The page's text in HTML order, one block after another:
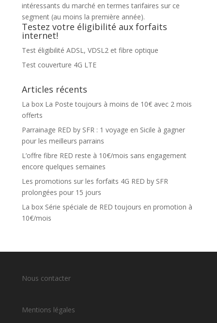
intéressants du marché en termes tarifaires sur ce
segment (au moins la première année).
Testez votre éligibilité aux forfaits
internet!
Test éligibilité ADSL, VDSL2 et fibre optique
Test couverture 4G LTE
Articles récents
La box La Poste toujours à moins de 10€ avec 2 mois
offerts
Parrainage RED by SFR : 1 voyage en Sicile à gagner
pour les meilleurs parrains
L’offre fibre RED reste à 10€/mois sans engagement
encore quelques semaines
Les promotions sur les forfaits 4G RED by SFR
prolongées pour 15 jours
La box Série spéciale de RED toujours en promotion à
10€/mois
Nous contacter
Mentions légales